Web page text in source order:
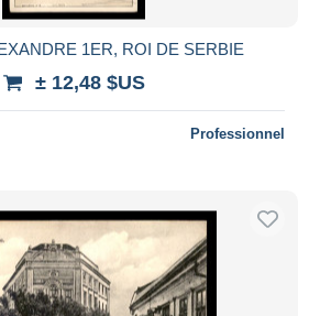
1ER, ROI DE SERBIE
± 12,48 $US
Professionnel